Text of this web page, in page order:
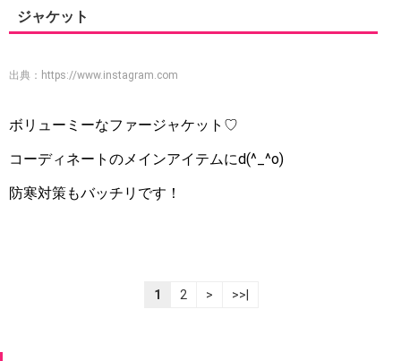
ジャケット
出典： https://www.instagram.com
ボリューミーなファージャケット♡
コーディネートのメインアイテムにd(^_^o)
防寒対策もバッチリです！
1 2 > >>|